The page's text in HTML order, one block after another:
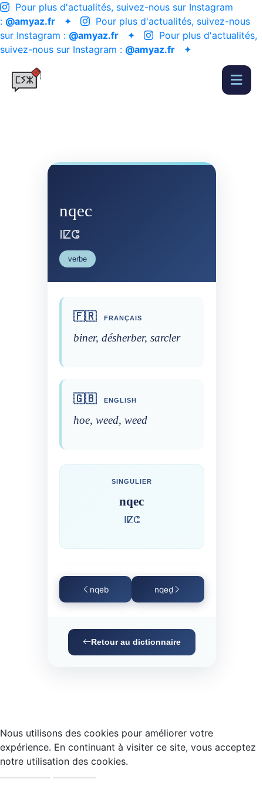
Pour plus d'actualités, suivez-nous sur Instagram
: @amyaz.fr ✦
Pour plus d'actualités, suivez-nous
sur Instagram : @amyaz.fr ✦
Pour plus d'actualités,
suivez-nous sur Instagram : @amyaz.fr ✦
nqec
ⵏⵇⵛ
verbe
🇫🇷 FRANÇAIS
biner, désherber, sarcler
🇬🇧 ENGLISH
hoe, weed, weed
SINGULIER
nqec
ⵏⵇⵛ
nqeb nqeḍ
Retour au dictionnaire
Nous utilisons des cookies pour améliorer votre
expérience. En continuant à visiter ce site, vous acceptez
notre utilisation des cookies.